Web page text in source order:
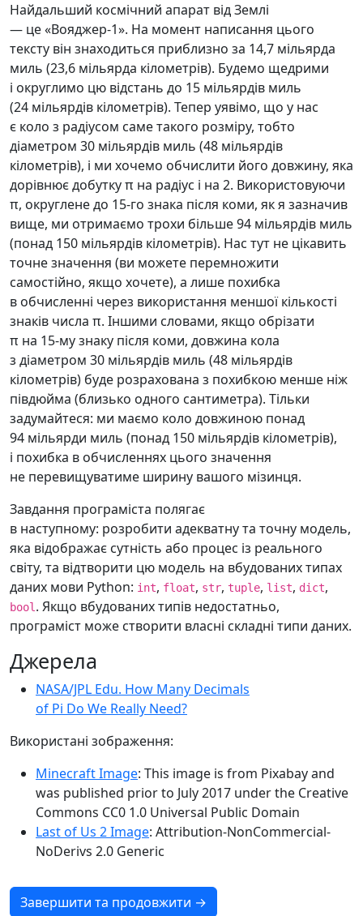
Найдальший космічний апарат від Землі
— це «Вояджер-1». На момент написання цього
тексту він знаходиться приблизно за 14,7 мільярда
миль (23,6 мільярда кілометрів). Будемо щедрими
і округлимо цю відстань до 15 мільярдів миль
(24 мільярдів кілометрів). Тепер уявімо, що у нас
є коло з радіусом саме такого розміру, тобто
діаметром 30 мільярдів миль (48 мільярдів
кілометрів), і ми хочемо обчислити його довжину, яка
дорівнює добутку π на радіус і на 2. Використовуючи
π, округлене до 15-го знака після коми, як я зазначив
вище, ми отримаємо трохи більше 94 мільярдів миль
(понад 150 мільярдів кілометрів). Нас тут не цікавить
точне значення (ви можете перемножити
самостійно, якщо хочете), а лише похибка
в обчисленні через використання меншої кількості
знаків числа π. Іншими словами, якщо обрізати
π на 15-му знаку після коми, довжина кола
з діаметром 30 мільярдів миль (48 мільярдів
кілометрів) буде розрахована з похибкою менше ніж
півдюйма (близько одного сантиметра). Тільки
задумайтеся: ми маємо коло довжиною понад
94 мільярди миль (понад 150 мільярдів кілометрів),
і похибка в обчисленнях цього значення
не перевищуватиме ширину вашого мізинця.
Завдання програміста полягає
в наступному: розробити адекватну та точну модель,
яка відображає сутність або процес із реального
світу, та відтворити цю модель на вбудованих типах
даних мови Python: int, float, str, tuple, list, dict,
bool . Якщо вбудованих типів недостатньо,
програміст може створити власні складні типи даних.
Джерела
NASA/JPL Edu. How Many Decimals
of Pi Do We Really Need?
Використані зображення:
Minecraft Image: This image is from Pixabay and
was published prior to July 2017 under the Creative
Commons CC0 1.0 Universal Public Domain
Last of Us 2 Image: Attribution-NonCommercial-
NoDerivs 2.0 Generic
Завершити та продовжити →